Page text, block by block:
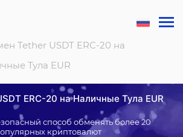
Tether USDT ERC-20 на
Тула EUR
ERC-20 на Наличные Тула EUR
способ обменять более 20
криптовалют